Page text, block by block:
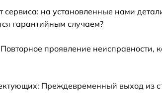
каретки Kyocera TASKalfa 3051ci
термопленки Kyocera TASKalfa
сервиса: на установленные нами
гарантийным случаем?
проявление
Преждевременный выход из